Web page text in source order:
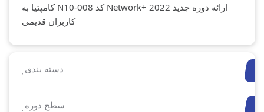
ارائه دوره جدید Network+ 2022 کد N10-008 کامپتیا به
کاربران قدیمی
دسته بندی
سطح دوره